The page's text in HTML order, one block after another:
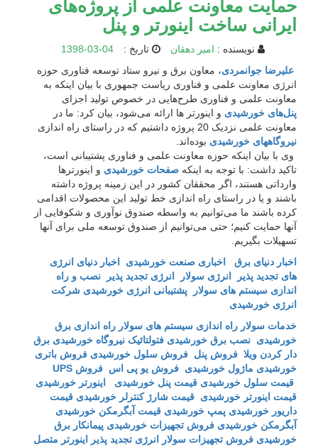
حمایت معاونت علمی از پروژه‌های
ایرانی ساخت اینورتر و پنل
نویسنده : امیر دهقان تاریخ :
1398-03-04
علیرضا جوانمردی، معاون برق و نیرو ستاد توسعه فناوری حوزه
انرژی معاونت علمی و فناوری ریاست جمهوری با بیان اینکه به
معاونت علمی و فناوری طرح‌هایی در خصوص تولید اجزای
پنل‌های خورشیدی و اینورتر ها ارائه می‌شود، بیان کرد: ما در
معاونت علمی نزدیک 20 پروژه داشتیم که در راستای راه اندازی
نیروگاههای خورشیدی بوده‌اند.
وی با بیان اینکه حوزه معاونت علمی و فناوری پشتیبانی است،
تاکید داشت: با توجه به اینکه صفحات خورشیدی و اینورترها
وارداتی هستند، اگر محققان کشور در این زمینه پروژه داشته
باشند و یا در راستای راه اندازی خط تولید این محصولات اقدامی
کرده باشند ما می‌توانیم به واسطه صندوق نوآوری و شکوفایی از
آنها حمایت کنیم؛ حتی می‌توانیم از صندوق توسعه ملی برای آنها
تسهیلات بگیریم.
اخبار دنیای برق
اخباری صنعت خورشیدی
اخبار دنیای انرژی
های تجدید پذیر
انرژی سولار انرژی تجدید پذیر
نصب و راه
اندازی سیستم های سولار
پشتیبانی انرژی خورشیدی شرکت
انرژی خورشیدی
خدمات سولار راه اندازی سیستم های سولار راه اندازی برق
خورشیدی نصب برق خورشیدی فتولتائیک نیروگاه خورشیدی برق
دار کردن ویلا فروش پنل فروش سلول خورشیدی فروش باتری
خورشیدی ماژول خورشیدی فروش یو پی اس فروش UPS
قیمت سلول خورشیدی قیمت پنل خورشیدی
اینورتر خورشیدی
قیمت اینورتر خورشیدی قیمت شارژ کنترلر خورشیدی قیمت
داریور خورشیدی پمپ خورشیدی قیمت آبگرمکن خورشیدی
آبگرمکن خورشیدی فروش تجهیزات خورشیدی پیمانکار برق
خورشیدی فروش تجهیزات سولار انرژی تجدید پذیر
اینورتر متصل